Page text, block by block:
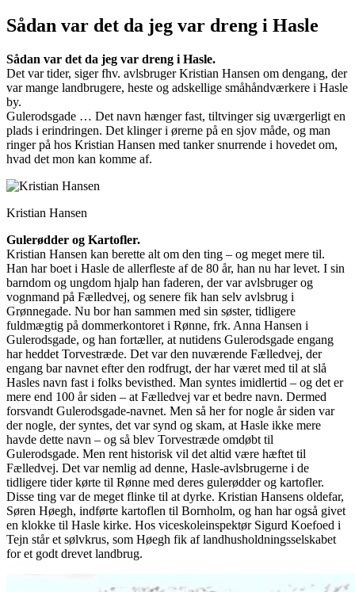
Sådan var det da jeg var dreng i Hasle
Sådan var det da jeg var dreng i Hasle.
Det var tider, siger fhv. avlsbruger Kristian Hansen om dengang, der
var mange landbrugere, heste og adskellige småhåndværkere i Hasle
by.
Gulerodsgade … Det navn hænger fast, tiltvinger sig uværgerligt en
plads i erindringen. Det klinger i ørerne på en sjov måde, og man
ringer på hos Kristian Hansen med tanker snurrende i hovedet om,
hvad det mon kan komme af.
Kristian Hansen
Gulerødder og Kartofler.
Kristian Hansen kan berette alt om den ting – og meget mere til.
Han har boet i Hasle de allerfleste af de 80 år, han nu har levet. I sin
barndom og ungdom hjalp han faderen, der var avlsbruger og
vognmand på Fælledvej, og senere fik han selv avlsbrug i
Grønnegade. Nu bor han sammen med sin søster, tidligere
fuldmægtig på dommerkontoret i Rønne, frk. Anna Hansen i
Gulerodsgade, og han fortæller, at nutidens Gulerodsgade engang
har heddet Torvestræde. Det var den nuværende Fælledvej, der
engang bar navnet efter den rodfrugt, der har været med til at slå
Hasles navn fast i folks bevisthed. Man syntes imidlertid – og det er
mere end 100 år siden – at Fælledvej var et bedre navn. Dermed
forsvandt Gulerodsgade-navnet. Men så her for nogle år siden var
der nogle, der syntes, det var synd og skam, at Hasle ikke mere
havde dette navn – og så blev Torvestræde omdøbt til
Gulerodsgade. Men rent historisk vil det altid være hæftet til
Fælledvej. Det var nemlig ad denne, Hasle-avlsbrugerne i de
tidligere tider kørte til Rønne med deres gulerødder og kartofler.
Disse ting var de meget flinke til at dyrke. Kristian Hansens oldefar,
Søren Høegh, indførte kartoflen til Bornholm, og han har også givet
en klokke til Hasle kirke. Hos viceskoleinspektør Sigurd Koefoed i
Tejn står et sølvkrus, som Høegh fik af landhusholdningsselskabet
for et godt drevet landbrug.